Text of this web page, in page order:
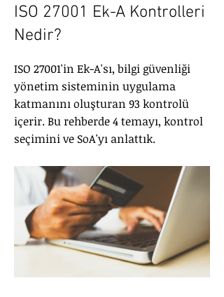
ISO 27001 Ek-A Kontrolleri
Nedir?
ISO 27001'in Ek-A'sı, bilgi güvenliği
yönetim sisteminin uygulama
katmanını oluşturan 93 kontrolü
içerir. Bu rehberde 4 temayı, kontrol
seçimini ve SoA'yı anlattık.